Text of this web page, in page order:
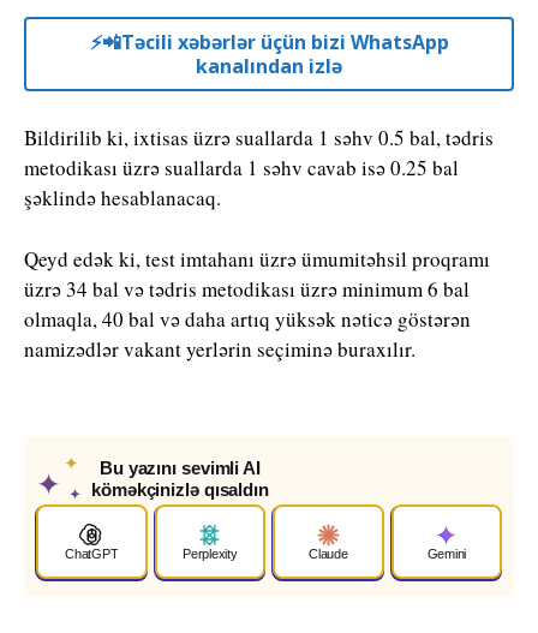
⚡️📲Təcili xəbərlər üçün bizi WhatsApp
kanalından izlə
Bildirilib ki, ixtisas üzrə suallarda 1 səhv 0.5 bal, tədris
metodikası üzrə suallarda 1 səhv cavab isə 0.25 bal
şəklində hesablanacaq.
Qeyd edək ki, test imtahanı üzrə ümumitəhsil proqramı
üzrə 34 bal və tədris metodikası üzrə minimum 6 bal
olmaqla, 40 bal və daha artıq yüksək nəticə göstərən
namizədlər vakant yerlərin seçiminə buraxılır.
✦
✦
✦
Bu yazını sevimli AI
köməkçinizlə qısaldın
ChatGPT Perplexity Claude Gemini